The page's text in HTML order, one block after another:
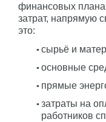
финансовых
затрат, напрямую
это:
сырьё и
основные
прямые
затраты на
работников